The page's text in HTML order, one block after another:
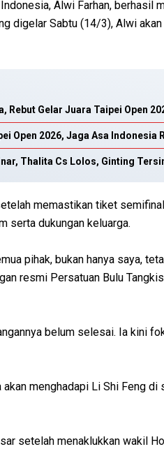
Alwi Farhan, berhasil
digelar Sabtu (14/3), Alwi
Rebut Gelar Juara Taipei Open
Open 2026, Jaga Asa Indonesia
Thalita Cs Lolos, Ginting
memastikan tiket
serta dukungan keluarga.
pihak, bukan hanya saya,
resmi Persatuan Bulu
belum selesai. Ia kini
akan menghadapi Li Shi Feng
setelah menaklukkan wakil